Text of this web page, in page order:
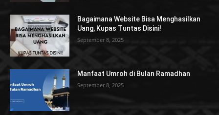
Bagaimana Website Bisa Menghasilkan
Uang, Kupas Tuntas Disini!
September 8, 2025
Manfaat Umroh di Bulan Ramadhan
September 8, 2025